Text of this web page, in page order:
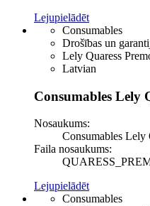
Lejupielādēt
Consumables
Drošības un
Lely Quaress
Latvian
Consumables Lely
Nosaukums:
Consumables Lely
Faila nosaukums:
Lejupielādēt
Consumables